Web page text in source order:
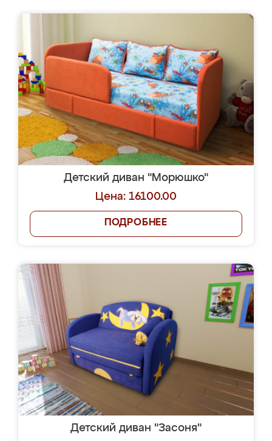
Детский диван "Морюшко"
Цена: 16100.00
ПОДРОБНЕЕ
Детский диван "Засоня"